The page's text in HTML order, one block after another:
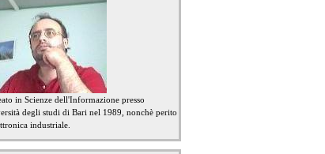
in Scienze dell'Informazione presso
degli studi di Bari nel 1989, nonchè perito
industriale.